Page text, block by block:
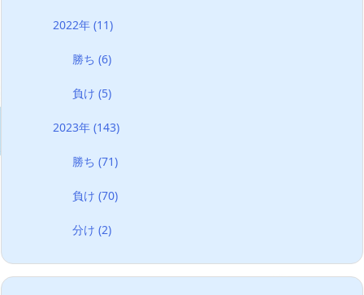
2022年 (11)
勝ち(6)
負け(5)
2023年 (143)
勝ち(71)
負け(70)
分け(2)